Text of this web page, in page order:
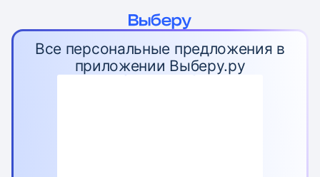
Все персональные предложения в
приложении Выберу.ру